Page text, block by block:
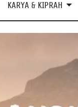
KARYA & KIPRAH